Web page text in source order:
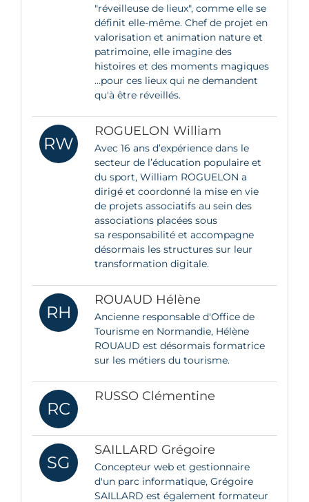
"réveilleuse de lieux", comme elle se
définit elle-même. Chef de projet en
valorisation et animation nature et
patrimoine, elle imagine des
histoires et des moments magiques
…pour ces lieux qui ne demandent
qu'à être réveillés.
RW
ROGUELON William
Avec 16 ans d’expérience dans le
secteur de l’éducation populaire et
du sport, William ROGUELON a
dirigé et coordonné la mise en vie
de projets associatifs au sein des
associations placées sous
sa responsabilité et accompagne
désormais les structures sur leur
transformation digitale.
RH
ROUAUD Hélène
Ancienne responsable d'Office de
Tourisme en Normandie, Hélène
ROUAUD est désormais formatrice
sur les métiers du tourisme.
RC
RUSSO Clémentine
SG
SAILLARD Grégoire
Concepteur web et gestionnaire
d'un parc informatique, Grégoire
SAILLARD est également formateur